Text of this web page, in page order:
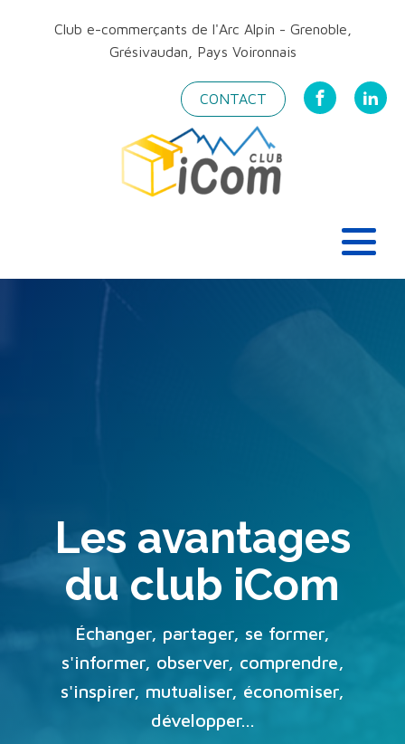
Club e-commerçants de l'Arc Alpin - Grenoble,
Grésivaudan, Pays Voironnais
CONTACT
Les avantages
du club iCom
Échanger, partager, se former,
s'informer, observer, comprendre,
s'inspirer, mutualiser, économiser,
développer...